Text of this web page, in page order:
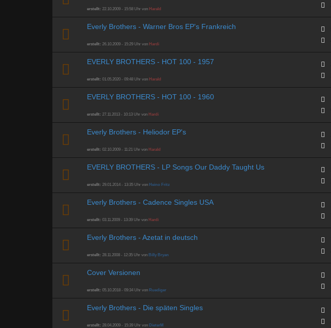
erstellt: 22.10.2009 - 15:58 Uhr von Harald
Everly Brothers - Warner Bros EP's Frankreich
erstellt: 26.10.2009 - 15:29 Uhr von Hardi
EVERLY BROTHERS - HOT 100 - 1957
erstellt: 01.05.2020 - 09:48 Uhr von Harald
EVERLY BROTHERS - HOT 100 - 1960
erstellt: 27.11.2013 - 10:13 Uhr von Hardi
Everly Brothers - Heliodor EP's
erstellt: 02.10.2009 - 11:21 Uhr von Harald
EVERLY BROTHERS - LP Songs Our Daddy Taught Us
erstellt: 29.01.2014 - 13:35 Uhr von Heino Fritz
Everly Brothers - Cadence Singles USA
erstellt: 03.11.2009 - 13:39 Uhr von Hardi
Everly Brothers - Azetat in deutsch
erstellt: 28.11.2008 - 12:35 Uhr von Billy Bryan
Cover Versionen
erstellt: 05.10.2018 - 09:34 Uhr von Ruediger
Everly Brothers - Die späten Singles
erstellt: 28.04.2009 - 15:39 Uhr von DieterM